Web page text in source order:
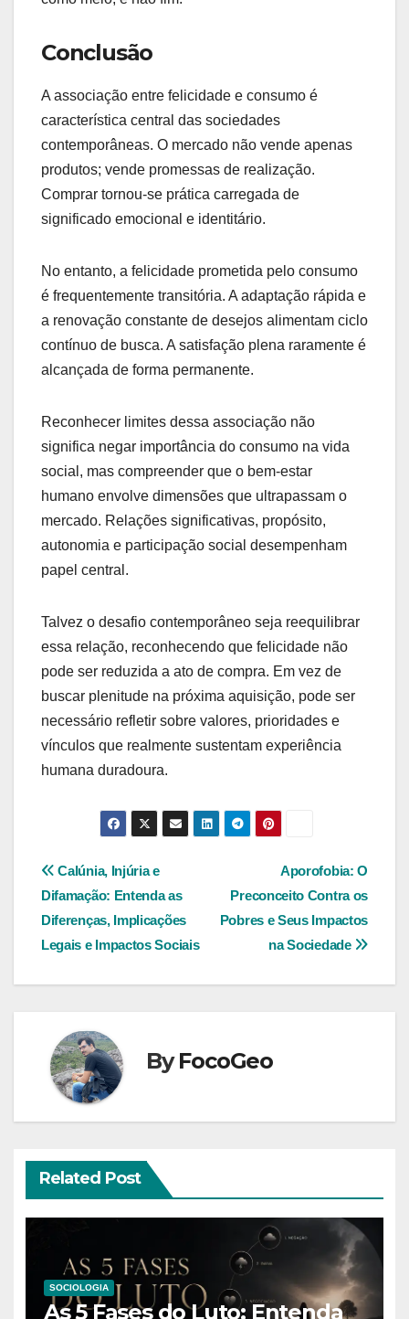
Conclusão
A associação entre felicidade e consumo é
característica central das sociedades
contemporâneas. O mercado não vende apenas
produtos; vende promessas de realização.
Comprar tornou-se prática carregada de
significado emocional e identitário.
No entanto, a felicidade prometida pelo consumo
é frequentemente transitória. A adaptação rápida e
a renovação constante de desejos alimentam ciclo
contínuo de busca. A satisfação plena raramente é
alcançada de forma permanente.
Reconhecer limites dessa associação não
significa negar importância do consumo na vida
social, mas compreender que o bem-estar
humano envolve dimensões que ultrapassam o
mercado. Relações significativas, propósito,
autonomia e participação social desempenham
papel central.
Talvez o desafio contemporâneo seja reequilibrar
essa relação, reconhecendo que felicidade não
pode ser reduzida a ato de compra. Em vez de
buscar plenitude na próxima aquisição, pode ser
necessário refletir sobre valores, prioridades e
vínculos que realmente sustentam experiência
humana duradoura.
Navegação
de
Post
Aporofobia: O
Preconceito Contra os
Pobres e Seus Impactos
na Sociedade
Calúnia, Injúria e
Difamação: Entenda as
Diferenças, Implicações
Legais e Impactos Sociais
ByFocoGeo
Related Post
SOCIOLOGIA
As 5 Fases do Luto: Entenda